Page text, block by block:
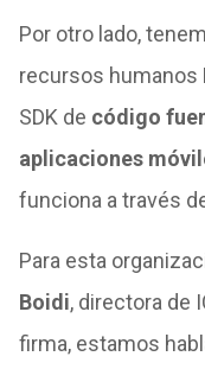
Por otro lado,
recursos humanos
SDK de código
aplicaciones
funciona a través
Para esta
Boidi, directora de
firma, estamos